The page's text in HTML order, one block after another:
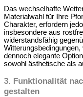
Das wechselhafte
Materialwahl für Ihre
Charakter, erfordern
insbesondere aus
widerstandsfähig
dennoch elegante
sowohl ästhetische als
3. Funktionalität
gestalten